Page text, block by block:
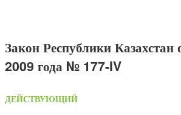
Закон Республики
2009 года № 177-IV
ДЕЙСТВУЮЩИЙ